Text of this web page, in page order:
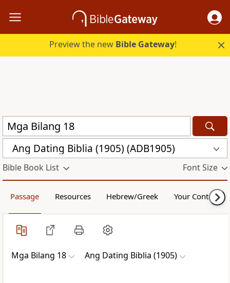
Preview the new Bible Gateway!
Ang Dating Biblia (1905) (ADB1905)
Bible Book List Font Size
Passage Resources Hebrew/Greek Your Content
Mga Bilang 18 Ang Dating Biblia (1905)